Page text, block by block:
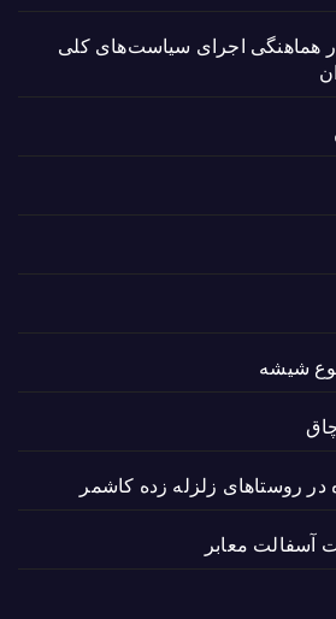
هماهنگی اجرای سیاست‌های کلی